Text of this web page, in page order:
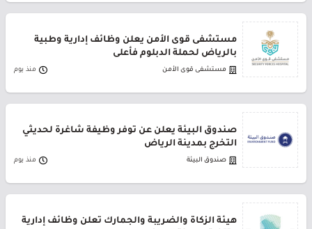
مستشفى قوى الأمن يعلن وظائف إدارية وطبية
بالرياض لحملة الدبلوم فأعلى
مستشفى قوى الأمن منذ يوم
صندوق البيئة يعلن عن توفر وظيفة شاغرة لحديثي
التخرج بمدينة الرياض
صندوق البيئة منذ يوم
هيئة الزكاة والضريبة والجمارك تعلن وظائف إدارية